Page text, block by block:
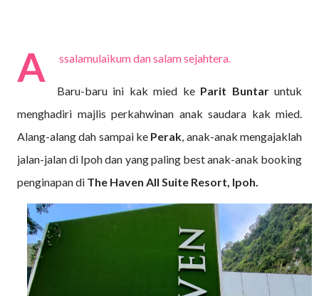
A ssalamulaikum dan salam sejahtera.
Baru-baru ini kak mied ke Parit Buntaruntuk
menghadiri majlis perkahwinan anak saudara kak mied.
Alang-alang dah sampai ke Perak , anak-anak mengajaklah
jalan-jalan di Ipoh dan yang paling best anak-anak booking
penginapan di The Haven All Suite Resort, Ipoh.